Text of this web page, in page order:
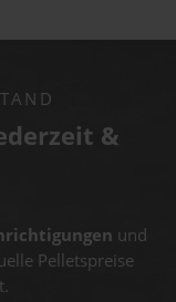
&
und
Pelletspreise